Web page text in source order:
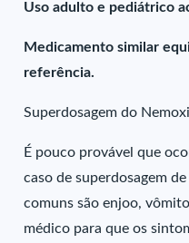
Uso adulto e pediátrico
Medicamento similar
referência.
Superdosagem do
É pouco provável que
caso de superdosagem
comuns são enjoo,
médico para que os